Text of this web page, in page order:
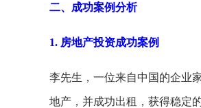
二、成功案例分析
1. 房地产投资成功案例
李先生，一位来自中国的企业
地产，并成功出租，获得稳定